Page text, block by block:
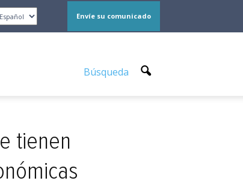
Envíe su comunicado
Búsqueda
tienen